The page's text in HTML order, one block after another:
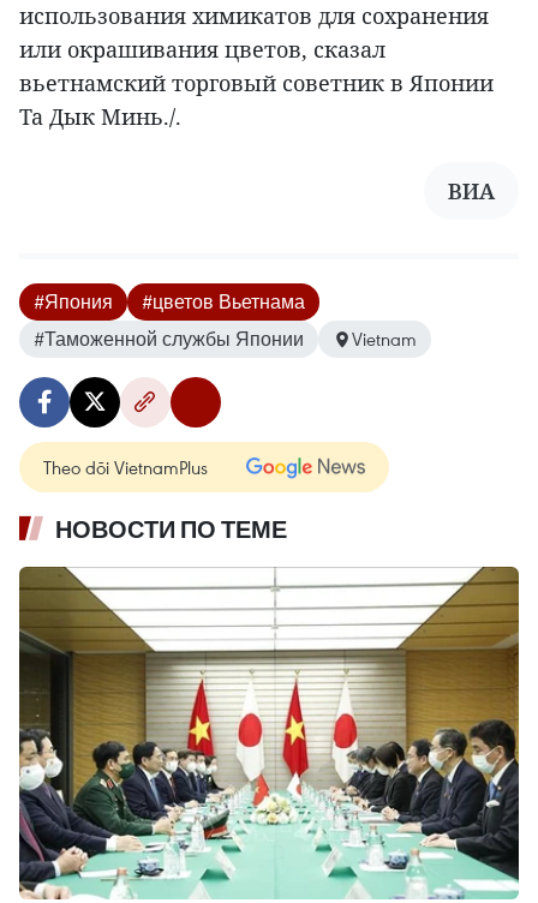
использования химикатов для сохранения
или окрашивания цветов, сказал
вьетнамский торговый советник в Японии
Та Дык Минь./.
ВИА
#Япония
#цветов Вьетнама
#Таможенной службы Японии
Vietnam
Theo dõi VietnamPlus
НОВОСТИ ПО ТЕМЕ